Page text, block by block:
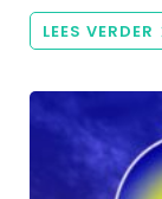
LEES VERDER